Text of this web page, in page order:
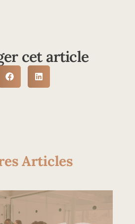
cet article
Articles